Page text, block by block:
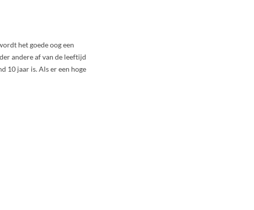
het goede oog een
andere af van de leeftijd
10 jaar is. Als er een hoge